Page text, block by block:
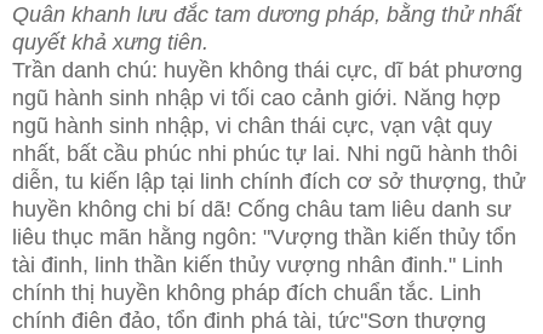
Quân khanh lưu đắc tam dương pháp, bằng thử nhất
quyết khả xưng tiên.
Trần danh chú: huyền không thái cực, dĩ bát phương
ngũ hành sinh nhập vi tối cao cảnh giới. Năng hợp
ngũ hành sinh nhập, vi chân thái cực, vạn vật quy
nhất, bất cầu phúc nhi phúc tự lai. Nhi ngũ hành thôi
diễn, tu kiến lập tại linh chính đích cơ sở thượng, thử
huyền không chi bí dã! Cống châu tam liêu danh sư
liêu thục mãn hằng ngôn: "Vượng thần kiến thủy tổn
tài đinh, linh thần kiến thủy vượng nhân đinh." Linh
chính thị huyền không pháp đích chuẩn tắc. Linh
chính điên đảo, tổn đinh phá tài, tức"Sơn thượng